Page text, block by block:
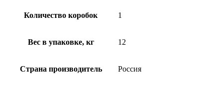
Количество коробок 1
Вес в упаковке, кг 12
Страна производитель Россия